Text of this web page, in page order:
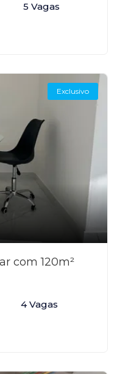
5 Vagas
Exclusivo
com 120m²
4 Vagas